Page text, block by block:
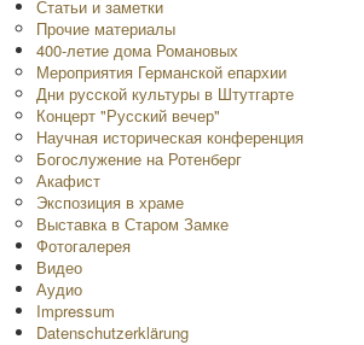
Статьи и заметки
Прочие материалы
400-летие дома Романовых
Мероприятия Германской епархии
Дни русской культуры в Штутгарте
Концерт "Русский вечер"
Научная историческая конференция
Богослужение на Ротенберг
Акафист
Экспозиция в храме
Выставка в Старом Замке
Фотогалерея
Видео
Аудио
Impressum
Datenschutzerklärung